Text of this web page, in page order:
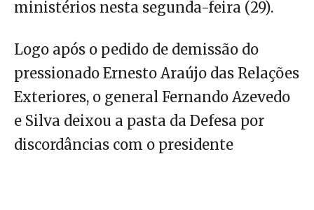
ministérios nesta segunda-feira (29).
Logo após o pedido de demissão do
pressionado Ernesto Araújo das Relações
Exteriores, o general Fernando Azevedo
e Silva deixou a pasta da Defesa por
discordâncias com o presidente